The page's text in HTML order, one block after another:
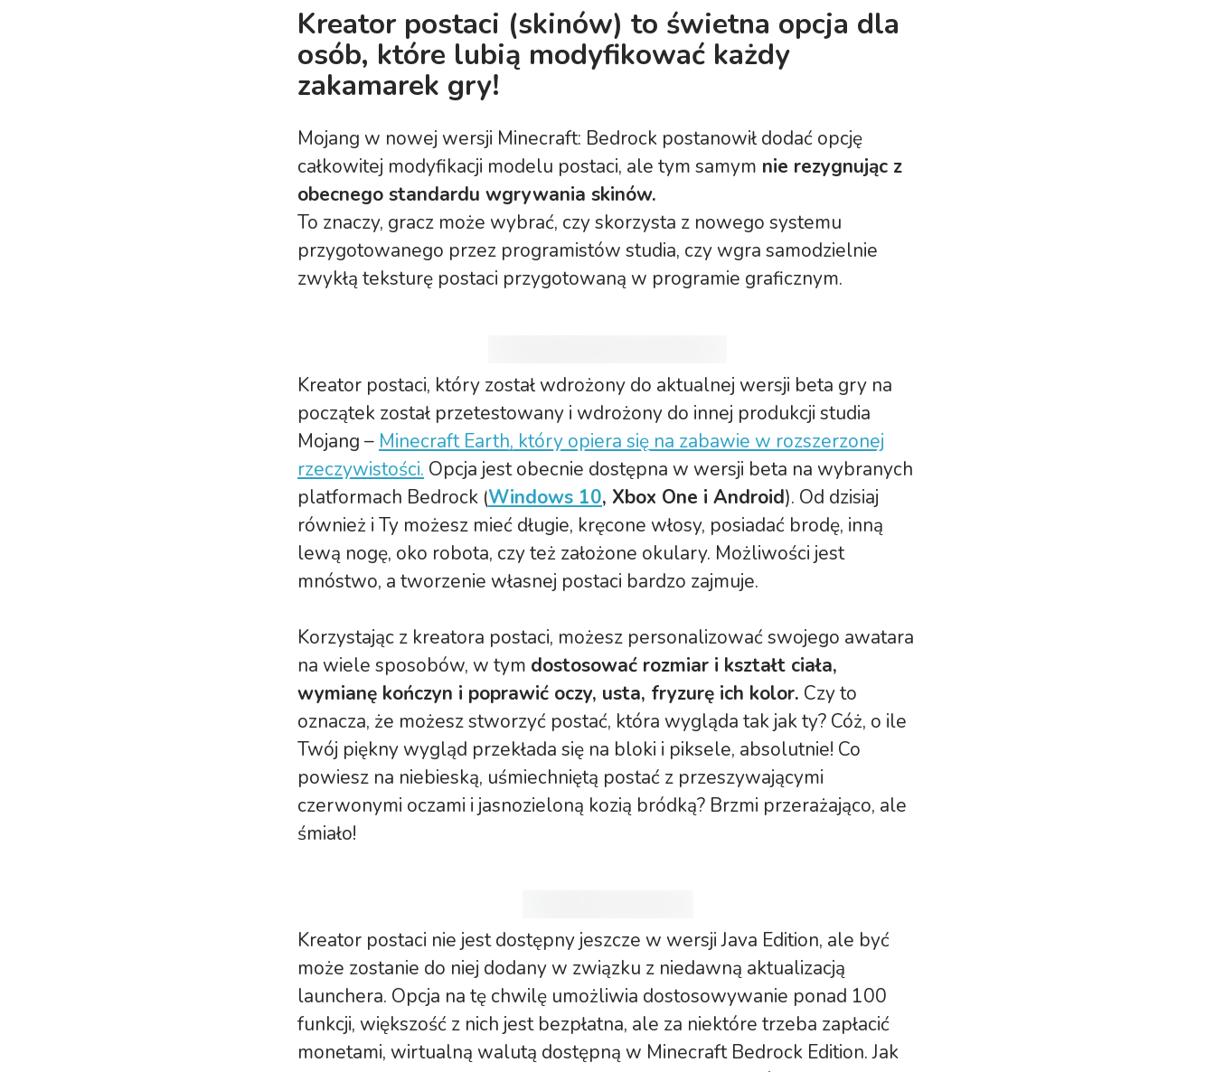
Kreator postaci (skinów) to świetna opcja dla
osób, które lubią modyfikować każdy
zakamarek gry!
Mojang w nowej wersji Minecraft: Bedrock postanowił dodać opcję
całkowitej modyfikacji modelu postaci, ale tym samym nie rezygnując z
obecnego standardu wgrywania skinów.
To znaczy, gracz może wybrać, czy skorzysta z nowego systemu
przygotowanego przez programistów studia, czy wgra samodzielnie
zwykłą teksturę postaci przygotowaną w programie graficznym.
Kreator postaci, który został wdrożony do aktualnej wersji beta gry na
początek został przetestowany i wdrożony do innej produkcji studia
Mojang – Minecraft Earth, który opiera się na zabawie w rozszerzonej
rzeczywistości. Opcja jest obecnie dostępna w wersji beta na wybranych
platformach Bedrock (Windows 10, Xbox One i Android). Od dzisiaj
również i Ty możesz mieć długie, kręcone włosy, posiadać brodę, inną
lewą nogę, oko robota, czy też założone okulary. Możliwości jest
mnóstwo, a tworzenie własnej postaci bardzo zajmuje.
Korzystając z kreatora postaci, możesz personalizować swojego awatara
na wiele sposobów, w tym dostosować rozmiar i kształt ciała,
wymianę kończyn i poprawić oczy, usta, fryzurę ich kolor. Czy to
oznacza, że ​​możesz stworzyć postać, która wygląda tak jak ty? Cóż, o ile
Twój piękny wygląd przekłada się na bloki i piksele, absolutnie! Co
powiesz na niebieską, uśmiechniętą postać z przeszywającymi
czerwonymi oczami i jasnozieloną kozią bródką? Brzmi przerażająco, ale
śmiało!
Kreator postaci nie jest dostępny jeszcze w wersji Java Edition, ale być
może zostanie do niej dodany w związku z niedawną aktualizacją
launchera. Opcja na tę chwilę umożliwia dostosowywanie ponad 100
funkcji, większość z nich jest bezpłatna, ale za niektóre trzeba zapłacić
monetami, wirtualną walutą dostępną w Minecraft Bedrock Edition. Jak